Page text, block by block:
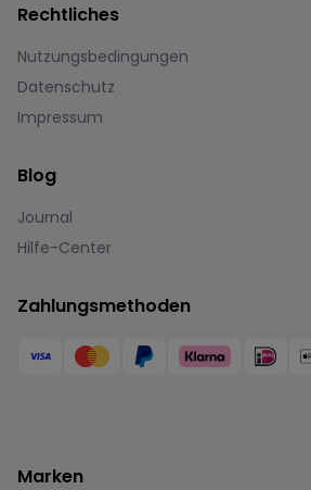
Rechtliches
Nutzungsbedingungen
Datenschutz
Impressum
Blog
Journal
Hilfe-Center
Zahlungsmethoden
Marken